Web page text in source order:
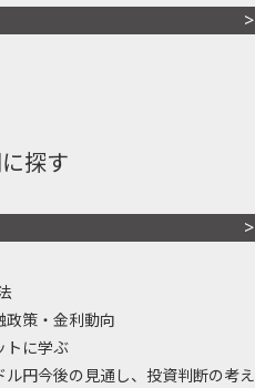
探す
政策・金利動向
トに学ぶ
ル円今後の見通し、投資判断の考え